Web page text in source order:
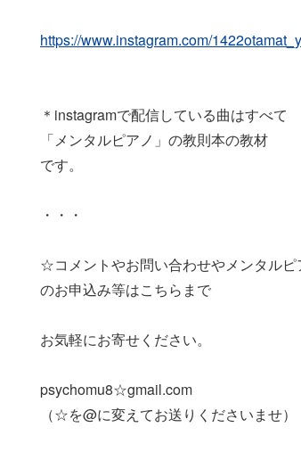
https://www.instagram.com/
＊instagramで配信している曲はすべて
「メンタルピアノ」の教則本の教材
です。
・・・
☆コメントやお問い合わせやメンタルピ
のお申込み等はこちらまで
お気軽にお寄せください。
psychomu8☆gmail.com
（☆を@に変えてお送りくださいませ）